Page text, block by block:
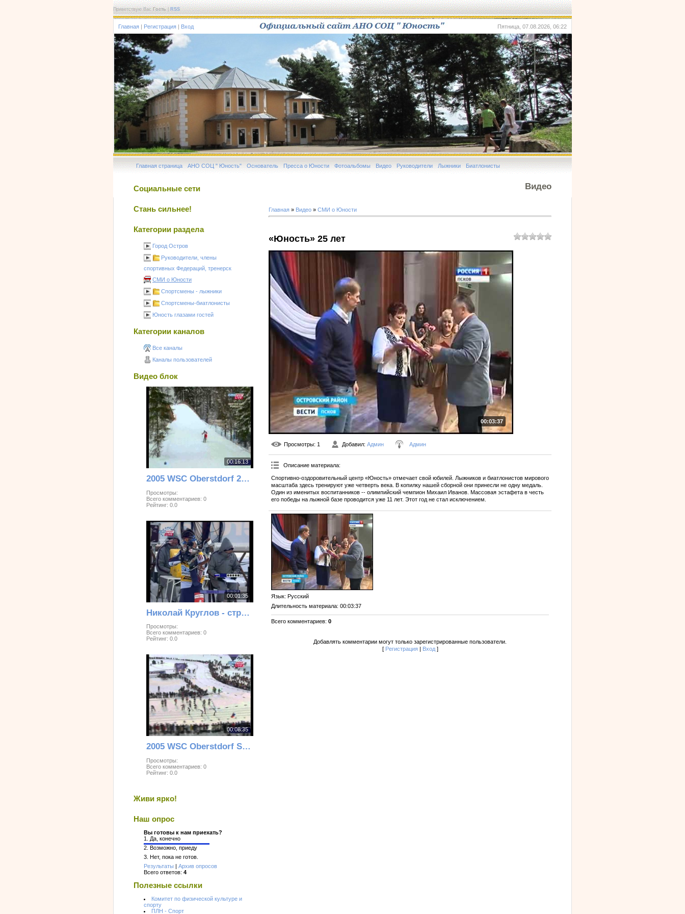
Приветствую Вас Гость|RSS
Главная | Регистрация | Вход Пятница, 07.08.2026, 06:22
Главная страница АНО СОЦ " Юность" Основатель Пресса о Юности Фотоальбомы Видео Руководители Лыжники Биатлонисты
Социальные сети
Стань сильнее!
Категории раздела
Город Остров
Руководители, члены
спортивных Федераций, тренерск
СМИ о Юности
Спортсмены - лыжники
Спортсмены-биатлонисты
Юность глазами гостей
Категории каналов
Все каналы
Каналы пользователей
Видео блок
00:16:13
2005 WSC Oberstdorf 2x7.5 km M Pursuit TCHEPALOVA BJOERGEN STEIRA
Просмотры:
Всего комментариев: 0
Рейтинг: 0.0
00:01:35
Николай Круглов - стрельба стоя (ЧМ 2006, Смешанная)
Просмотры:
Всего комментариев: 0
Рейтинг: 0.0
00:08:35
2005 WSC Oberstdorf SP 1.2 km C Final ROTCHEV
Просмотры:
Всего комментариев: 0
Рейтинг: 0.0
Живи ярко!
Наш опрос
Вы готовы к нам приехать?
1. Да, конечно
2. Возможно, приеду
3. Нет, пока не готов.
Результаты | Архив опросов
Всего ответов: 4
Полезные ссылки
Комитет по физической культуре и
спорту
ПЛН - Спорт
Видео
Главная » Видео » СМИ о Юности
«Юность» 25 лет
00:03:37
Просмотры: 1 Добавил: Админ Админ
Описание материала:
Спортивно-оздоровительный центр «Юность» отмечает свой юбилей. Лыжников и биатлонистов мирового
масштаба здесь тренируют уже четверть века. В копилку нашей сборной они принесли не одну медаль.
Один из именитых воспитанников -- олимпийский чемпион Михаил Иванов. Массовая эстафета в честь
его победы на лыжной базе проводится уже 11 лет. Этот год не стал исключением.
Язык: Русский
Длительность материала: 00:03:37
Всего комментариев: 0
Добавлять комментарии могут только зарегистрированные пользователи.
[ Регистрация| Вход]